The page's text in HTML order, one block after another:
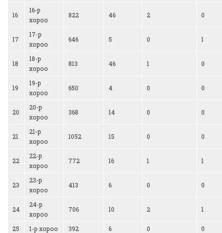
16
16-р
хороо
822 46 2 0
17
17-р
хороо
646 5 0 1
18
18-р
хороо
813 46 1 0
19
19-р
хороо
650 4 0 0
20
20-р
хороо
368 14 0 0
21
21-р
хороо
1052 15 0 0
22
22-р
хороо
772 16 1 1
23
23-р
хороо
413 6 0 0
24
24-р
хороо
706 10 2 1
25 1-р хороо 392 6 0
0